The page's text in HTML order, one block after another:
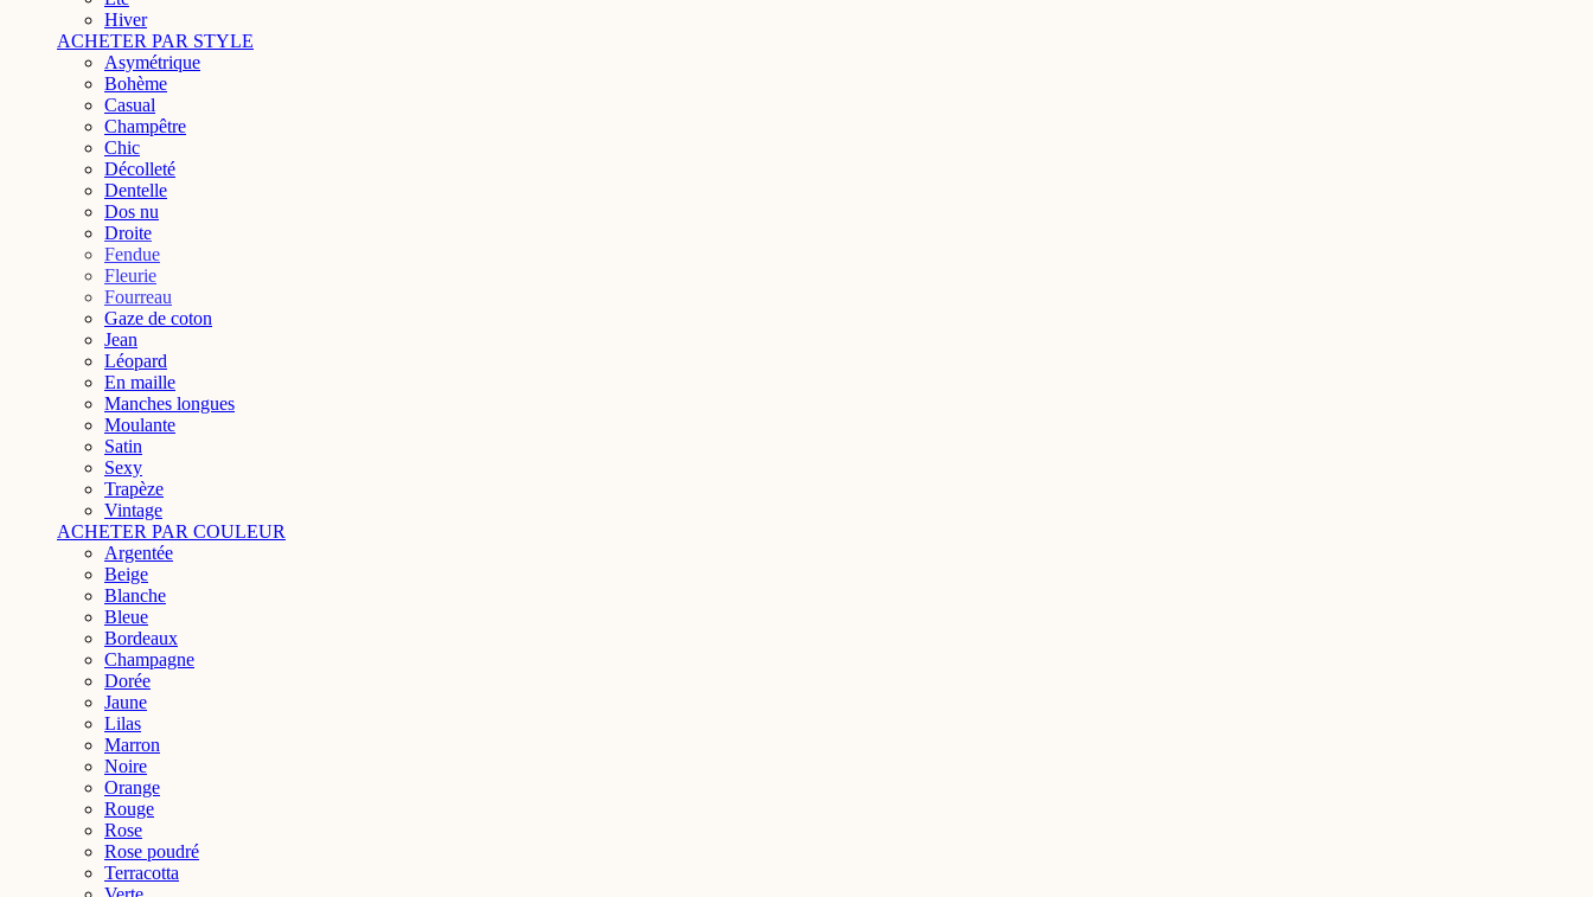
Hiver
ACHETER PAR STYLE
Asymétrique
Bohème
Casual
Champêtre
Chic
Décolleté
Dentelle
Dos nu
Droite
Fendue
Fleurie
Fourreau
Gaze de coton
Jean
Léopard
En maille
Manches longues
Moulante
Satin
Sexy
Trapèze
Vintage
ACHETER PAR COULEUR
Argentée
Beige
Blanche
Bleue
Bordeaux
Champagne
Dorée
Jaune
Lilas
Marron
Noire
Orange
Rouge
Rose
Rose poudré
Terracotta